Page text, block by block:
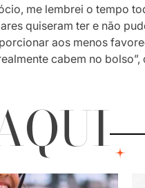
me lembrei o tempo
quiseram ter e não
aos menos
cabem no bolso”,